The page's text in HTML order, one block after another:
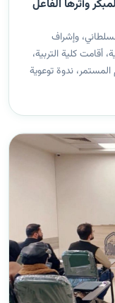
وأثرها الفاعل
وإشراف
أقامت كلية التربية،
ندوة توعوية
الدكتور ال...